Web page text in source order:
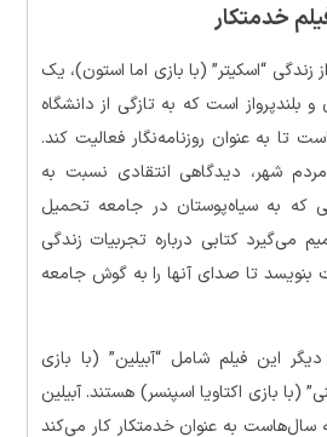
خدمتکار
زندگی “اسکیتر” (با بازی اما استون)، یک
است که به تازگی از دانشگاه
تا به عنوان روزنامه‌نگار فعالیت کند.
مردم شهر، دیدگاهی انتقادی نسبت به
که به سیاه‌پوستان در جامعه تحمیل
می‌گیرد کتابی درباره تجربیات زندگی
بنویسد تا صدای آنها را به گوش جامعه
این فیلم شامل “آبیلین” (با بازی
(با بازی اکتاویا اسپنسر) هستند. آبیلین
به عنوان خدمتکار کار می‌کند